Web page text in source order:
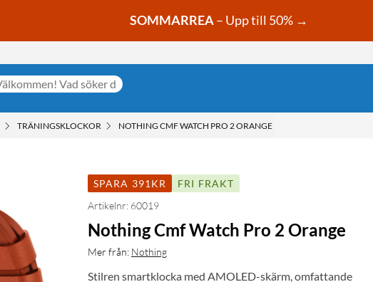
SOMMARREA– Upp till 50% →
TRÄNINGSKLOCKOR NOTHING CMF WATCH PRO 2 ORANGE
SPARA 391KR
FRI FRAKT
Artikelnr: 60019
Nothing Cmf Watch Pro 2 Orange
Mer från: Nothing
Stilren smartklocka med AMOLED-skärm, omfattande